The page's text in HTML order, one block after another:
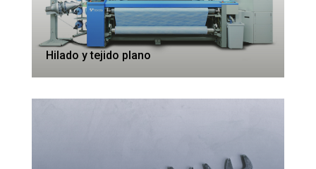
Hilado y tejido plano